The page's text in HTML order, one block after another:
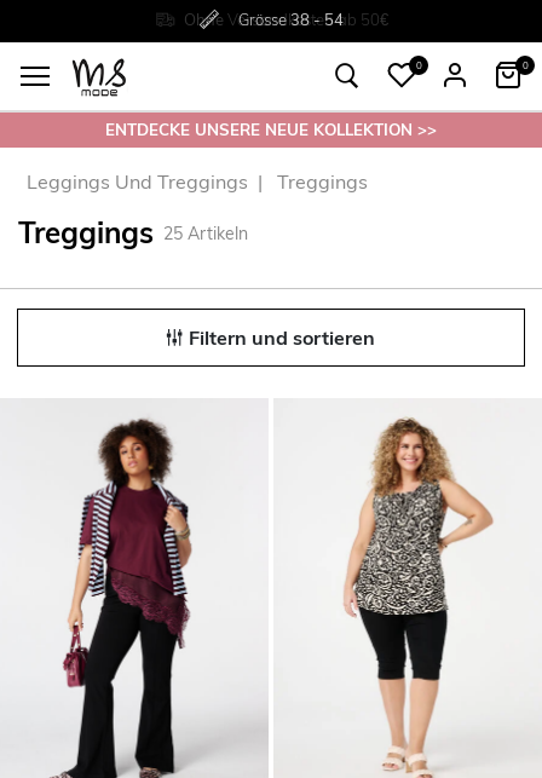
Ohne Versandkosten ab 50€
Grösse38 - 54
Rückgabe innerhalb 30 Tagen
0 0
ENTDECKE UNSERE NEUE KOLLEKTION >>
Leggings Und Treggings Treggings
Treggings 25 Artikeln
Filtern und sortieren